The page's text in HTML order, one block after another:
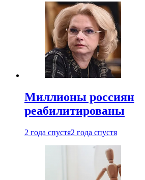
Миллионы россиян
реабилитированы
2 года спустя2 года спустя